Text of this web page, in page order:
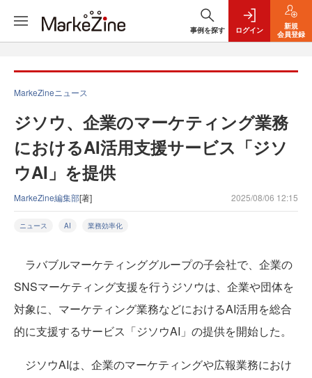
事例を探す ログイン
新規
会員登録
MarkeZineニュース
ジソウ、企業のマーケティング業務
におけるAI活用支援サービス「ジソ
ウAI」を提供
MarkeZine編集部[著] 2025/08/06 12:15
ニュース AI 業務効率化
ラバブルマーケティンググループの子会社で、企業の
SNSマーケティング支援を行うジソウは、企業や団体を
対象に、マーケティング業務などにおけるAI活用を総合
的に支援するサービス「ジソウAI」の提供を開始した。
ジソウAIは、企業のマーケティングや広報業務におけ